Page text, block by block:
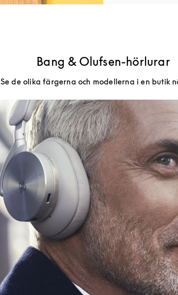
Bang & Olufsen-hörlurar
Se de olika färgerna och modellerna i en butik